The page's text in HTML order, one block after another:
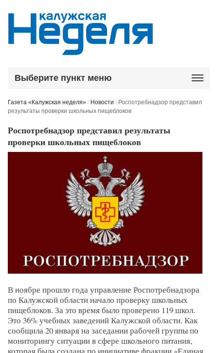
Выберите пункт меню
Газета «Калужская неделя» / Новости / Роспотребнадзор представил
результаты проверки школьных пищеблоков
Роспотребнадзор представил результаты
проверки школьных пищеблоков
В ноябре прошло года управление Роспотребнадзора
по Калужской области начало проверку школьных
пищеблоков. За это время было проверено 119 школ.
Это 36% учебных заведений Калужской области. Как
сообщила 20 января на заседании рабочей группы по
мониторингу ситуации в сфере школьного питания,
которая была создана по инициативе фракции «Единая